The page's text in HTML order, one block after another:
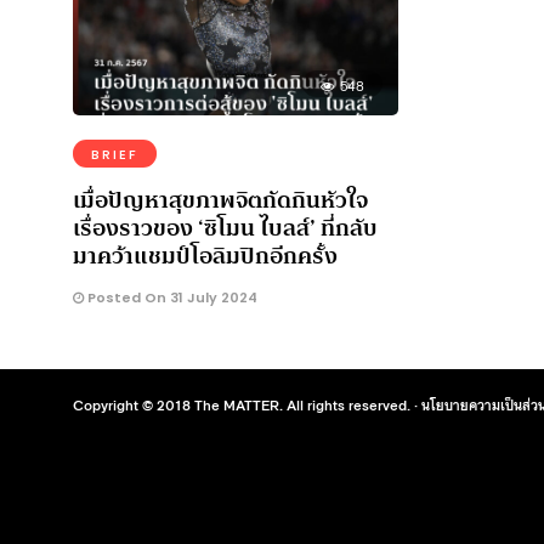
548
BRIEF
เมื่อปัญหาสุขภาพจิตกัดกินหัวใจ
เรื่องราวของ ‘ซิโมน ไบลส์’ ที่กลับ
มาคว้าแชมป์โอลิมปิกอีกครั้ง
Posted On 31 July 2024
Copyright © 2018 The MATTER. All rights reserved. ·นโยบายความเป็นส่ว